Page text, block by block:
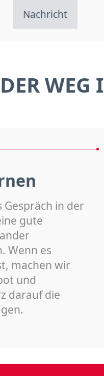
Nachricht
DER WEG
Gespräch in der
gute
Wenn es
machen wir
und
darauf die